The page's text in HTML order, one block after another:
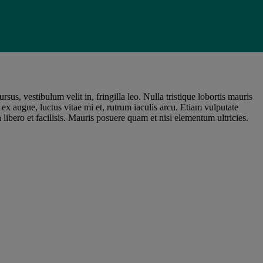
vestibulum velit in, fringilla leo. Nulla tristique lobortis mauris
augue, luctus vitae mi et, rutrum iaculis arcu. Etiam vulputate
et facilisis. Mauris posuere quam et nisi elementum ultricies.